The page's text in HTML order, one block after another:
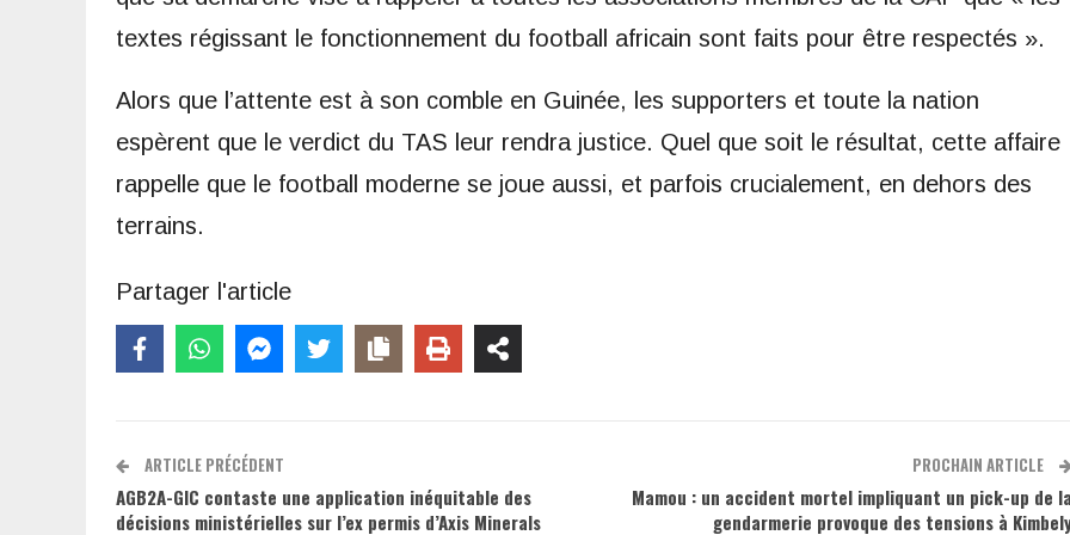
textes régissant le fonctionnement du football africain sont faits pour être respectés ».
Alors que l’attente est à son comble en Guinée, les supporters et toute la nation
espèrent que le verdict du TAS leur rendra justice. Quel que soit le résultat, cette affaire
rappelle que le football moderne se joue aussi, et parfois crucialement, en dehors des
terrains.
Partager l'article
ARTICLE PRÉCÉDENT
AGB2A-GIC contaste une application inéquitable des
décisions ministérielles sur l’ex permis d’Axis Minerals
PROCHAIN ARTICLE
Mamou : un accident mortel impliquant un pick-up de
gendarmerie provoque des tensions à